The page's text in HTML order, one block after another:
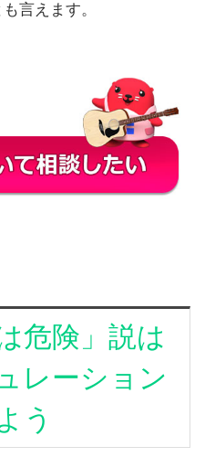
言えます。
危険」説は
レーション
う